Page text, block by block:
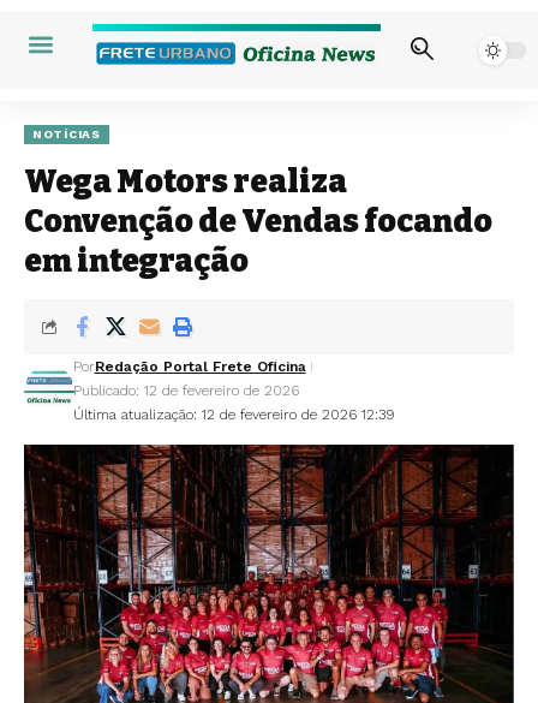
NOTÍCIAS
Wega Motors realiza
Convenção de Vendas focando
em integração
Última atualização: 12 de fevereiro de 2026 12:39
PorRedação Portal Frete Oficina
Publicado: 12 de fevereiro de 2026